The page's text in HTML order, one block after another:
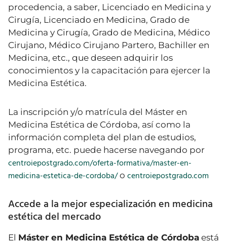
procedencia, a saber, Licenciado en Medicina y
Cirugía, Licenciado en Medicina, Grado de
Medicina y Cirugía, Grado de Medicina, Médico
Cirujano, Médico Cirujano Partero, Bachiller en
Medicina, etc., que deseen adquirir los
conocimientos y la capacitación para ejercer la
Medicina Estética.
La inscripción y/o matrícula del Máster en
Medicina Estética de Córdoba, así como la
información completa del plan de estudios,
programa, etc. puede hacerse navegando por
centroiepostgrado.com/oferta-formativa/master-en-
medicina-estetica-de-cordoba/o centroiepostgrado.com
Accede a la mejor especialización en medicina
estética del mercado
El Máster en Medicina Estética de Córdoba está